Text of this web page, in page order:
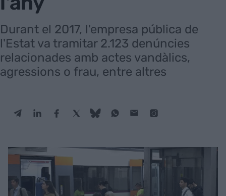
Durant el 2017, l'empresa pública de
l'Estat va tramitar 2.123 denúncies
relacionades amb actes vandàlics,
agressions o frau, entre altres